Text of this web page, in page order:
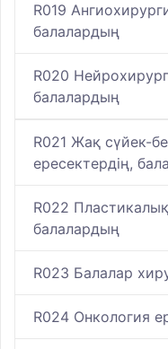
R019
балалардың
R020
балалардың
R021 Жақ сүйек-
ересектердің,
R022
балалардың
R023 Балалар
R024 Онкология